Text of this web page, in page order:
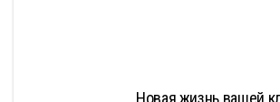
Новая жизнь вашей